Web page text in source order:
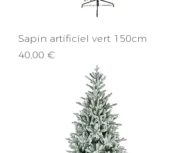
Sapin artificiel vert 150cm
Prix
40,00 €